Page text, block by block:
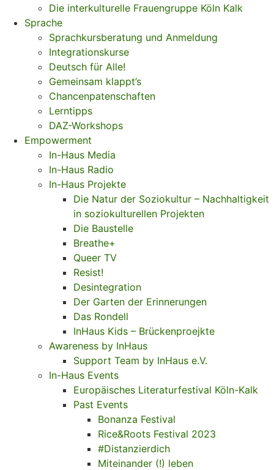
Die interkulturelle Frauengruppe Köln Kalk
Sprache
Sprachkursberatung und Anmeldung
Integrationskurse
Deutsch für Alle!
Gemeinsam klappt’s
Chancenpatenschaften
Lerntipps
DAZ-Workshops
Empowerment
In-Haus Media
In-Haus Radio
In-Haus Projekte
Die Natur der Soziokultur – Nachhaltigkeit
in soziokulturellen Projekten
Die Baustelle
Breathe+
Queer TV
Resist!
Desintegration
Der Garten der Erinnerungen
Das Rondell
InHaus Kids – Brückenproejkte
Awareness by InHaus
Support Team by InHaus e.V.
In-Haus Events
Europäisches Literaturfestival Köln-Kalk
Past Events
Bonanza Festival
Rice&Roots Festival 2023
#Distanzierdich
Miteinander (!) leben